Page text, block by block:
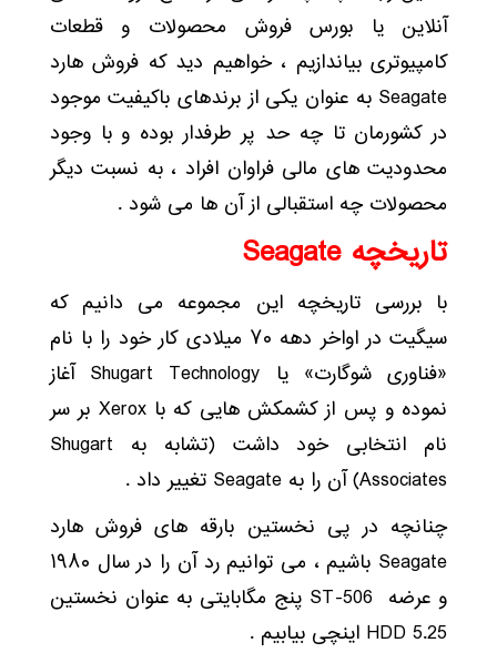
آنلاین یا بورس فروش محصولات و قطعات
کامپیوتری بیاندازیم ، خواهیم دید که فروش هارد
Seagate به عنوان یکی از برندهای باکیفیت موجود
در کشورمان تا چه حد پر طرفدار بوده و با وجود
محدودیت های مالی فراوان افراد ، به نسبت دیگر
محصولات چه استقبالی از آن ها می شود .
تاریخچه Seagate
با بررسی تاریخچه این مجموعه می دانیم که
سیگیت در اواخر دهه ۷۰ میلادی کار خود را با نام
«فناوری شوگارت» یا Shugart Technology آغاز
نموده و پس از کشمکش هایی که با Xerox بر سر
نام انتخابی خود داشت (تشابه به Shugart
Associates) آن را به Seagate تغییر داد .
چنانچه در پی نخستین بارقه های فروش هارد
Seagate باشیم ، می توانیم رد آن را در سال ۱۹۸۰
و عرضه ST-506 پنج مگابایتی به عنوان نخستین
HDD 5.25 اینچی بیابیم .